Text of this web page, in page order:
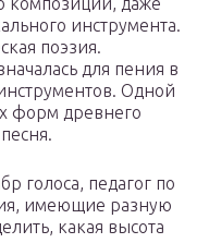
инструмента.
поэзия.
для пения в
Одной
форм древнего
голоса, педагог по
имеющие разную
какая высота